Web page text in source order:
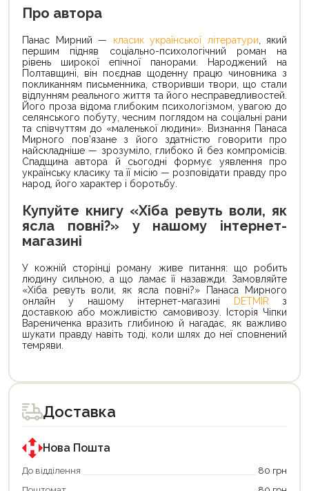
Про автора
Панас Мирний — класик української літератури, який
першим підняв соціально-психологічний роман на
рівень широкої епічної панорами. Народжений на
Полтавщині, він поєднав щоденну працю чиновника з
покликанням письменника, створивши твори, що стали
відлунням реального життя та його несправедливостей.
Його проза відома глибоким психологізмом, увагою до
селянського побуту, чесним поглядом на соціальні рани
та співчуттям до «маленької людини». Визнання Панаса
Мирного пов’язане з його здатністю говорити про
найскладніше — зрозуміло, глибоко й без компромісів.
Спадщина автора й сьогодні формує уявлення про
українську класику та її місію — розповідати правду про
народ, його характер і боротьбу.
Купуйте книгу «Хіба ревуть воли, як
ясла повні?» у нашому інтернет-
магазині
У кожній сторінці роману живе питання: що робить
людину сильною, а що ламає її назавжди. Замовляйте
«Хіба ревуть воли, як ясла повні?» Панаса Мирного
онлайн у нашому інтернет-магазині
DETMIR з
доставкою або можливістю самовивозу. Історія Чіпки
Варениченка вразить глибиною й нагадає, як важливо
шукати правду навіть тоді, коли шлях до неї сповнений
темряви.
Доставка
Нова Пошта
До відділення
80 грн